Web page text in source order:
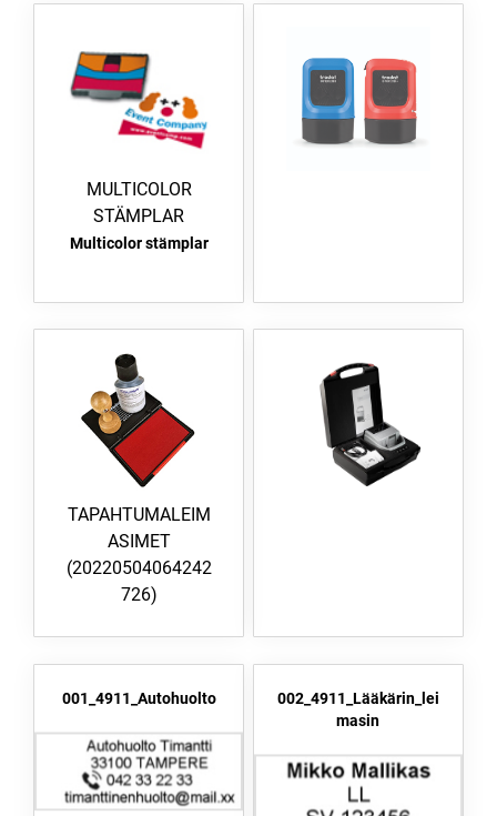
MULTICOLOR
STÄMPLAR
Multicolor stämplar
TAPAHTUMALEIM
ASIMET
(20220504064242
726)
001_4911_Autohuolto
002_4911_Lääkärin_lei
masin